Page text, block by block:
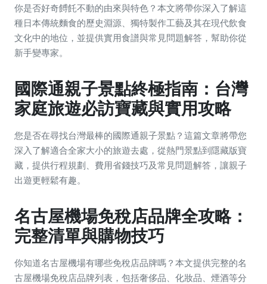
你是否好奇餺飥不動的由來與特色？本文將帶你深入了解這
種日本傳統麵食的歷史淵源、獨特製作工藝及其在現代飲食
文化中的地位，並提供實用食譜與常見問題解答，幫助你從
新手變專家。
國際通親子景點終極指南：台灣
家庭旅遊必訪寶藏與實用攻略
您是否在尋找台灣最棒的國際通親子景點？這篇文章將帶您
深入了解適合全家大小的旅遊去處，從熱門景點到隱藏版寶
藏，提供行程規劃、費用省錢技巧及常見問題解答，讓親子
出遊更輕鬆有趣。
名古屋機場免稅店品牌全攻略：
完整清單與購物技巧
你知道名古屋機場有哪些免稅店品牌嗎？本文提供完整的名
古屋機場免稅店品牌列表，包括奢侈品、化妝品、煙酒等分